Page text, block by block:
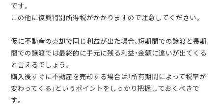
です。
この他に復興特別所得税がかかりますので注意してください。
仮に不動産の売却で同じ利益が出た場合、短期間での譲渡と長期
間での譲渡では最終的に手元に残る利益・金額に違いが出てくる
と言えるでしょう。
購入後すぐに不動産を売却する場合は「所有期間によって税率が
変わってくる」というポイントをしっかり把握しておくべきで
す。